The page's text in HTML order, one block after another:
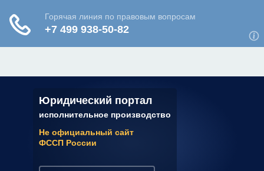
Юридический портал
исполнительное производство
Не официальный сайт
ФССП России
✆ 7 (800) 350-22-64